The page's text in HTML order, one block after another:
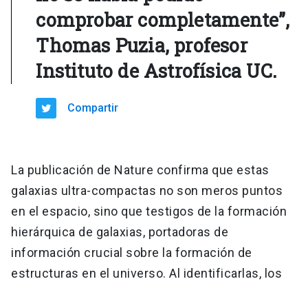
comprobar completamente”,
Thomas Puzia, profesor
Instituto de Astrofísica UC.
Compartir
La publicación de Nature confirma que estas
galaxias ultra-compactas no son meros puntos
en el espacio, sino que testigos de la formación
hierárquica de galaxias, portadoras de
información crucial sobre la formación de
estructuras en el universo. Al identificarlas, los